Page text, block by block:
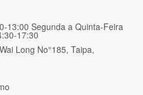
13:00 Segunda a Quinta-Feira
17:30
Long No°185, Taipa,